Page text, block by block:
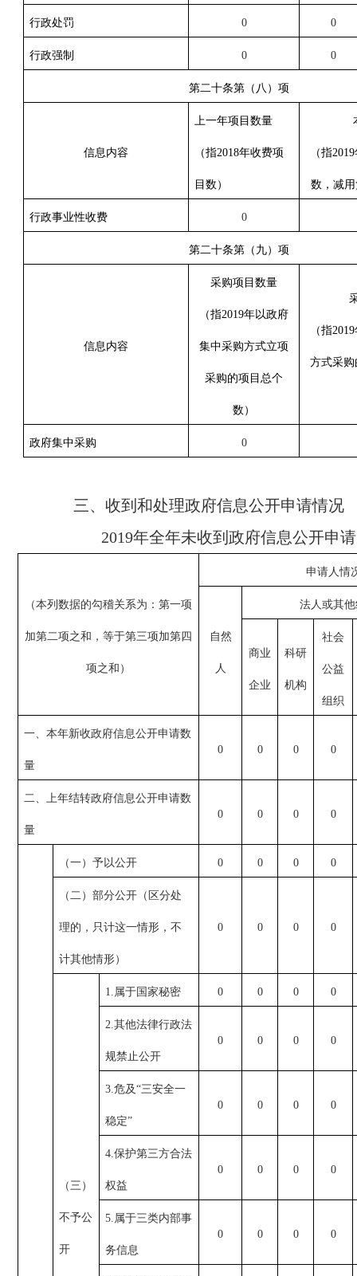
行政处罚 0 0
行政强制 0 0
第二十条第（八）项
信息内容
上一年项目数量
（指2018年收费项
目数 ）
（指
数，减
行政事业性收费 0
第二十条第（九）项
信息内容
采购项目数量
（指2019年以政府
集中采购方式立项
采购的项目总个
数 ）
（指
方式采
政府集中采购 0
三、收到和处理政府信息公开申请情况
2019年全年未收到政府信息公开申
（本列数据的勾稽关系为：第一项
加第二项之和，等于第三项加第四
项之和）
申请人情
自然
人
法人或其
商业
企业
科研
机构
社会
公益
组织
一、本年新收政府信息公开申请数
量
0 0 0 0
二、上年结转政府信息公开申请数
量
0 0 0 0
（一）予以公开 0 0 0 0
（二）部分公开（区分处
理的，只计这一情形，不
计其他情形）
0 0 0 0
（三）
不予公
开
1.属于国家秘密 0 0 0 0
2.其他法律行政法
规禁止公开
0 0 0 0
3.危及“三安全一
稳定”
0 0 0 0
4.保护第三方合法
权益
0 0 0 0
5.属于三类内部事
务信息
0 0 0 0